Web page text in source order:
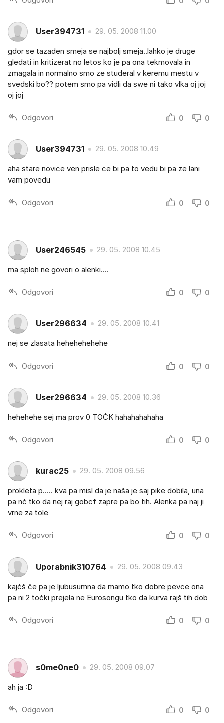
User394731 29. 05. 2008 11.00
gdor se tazaden smeja se najbolj smeja..lahko je druge
gledati in kritizerat no letos ko je pa ona tekmovala in
zmagala in normalno smo ze studeral v keremu mestu v
svedski bo?? potem smo pa vidli da swe ni tako vlka oj joj
oj joj
Odgovori 0 0
User394731 29. 05. 2008 10.49
aha stare novice ven prisle ce bi pa to vedu bi pa ze lani
vam povedu
Odgovori 0 0
User246545 29. 05. 2008 10.45
ma sploh ne govori o alenki....
Odgovori 0 0
User296634 29. 05. 2008 10.41
nej se zlasata hehehehehehe
Odgovori 0 0
User296634 29. 05. 2008 10.36
hehehehe sej ma prov 0 TOČK hahahahahaha
Odgovori 0 0
kurac25 29. 05. 2008 09.56
prokleta p..... kva pa misl da je naša je saj pike dobila, una
pa nč tko da nej raj gobcf zapre pa bo tih. Alenka pa naj ji
vrne za tole
Odgovori 0 0
Uporabnik310764 29. 05. 2008 09.43
kajčš če pa je ljubusumna da mamo tko dobre pevce ona
pa ni 2 točki prejela ne Eurosongu tko da kurva rajš tih dob
Odgovori 0 0
s0me0ne0 29. 05. 2008 09.07
ah ja :D
Odgovori 0 0